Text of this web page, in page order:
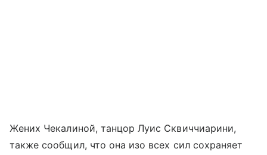
Жених Чекалиной, танцор Луис Сквиччиарини,
также сообщил, что она изо всех сил сохраняет